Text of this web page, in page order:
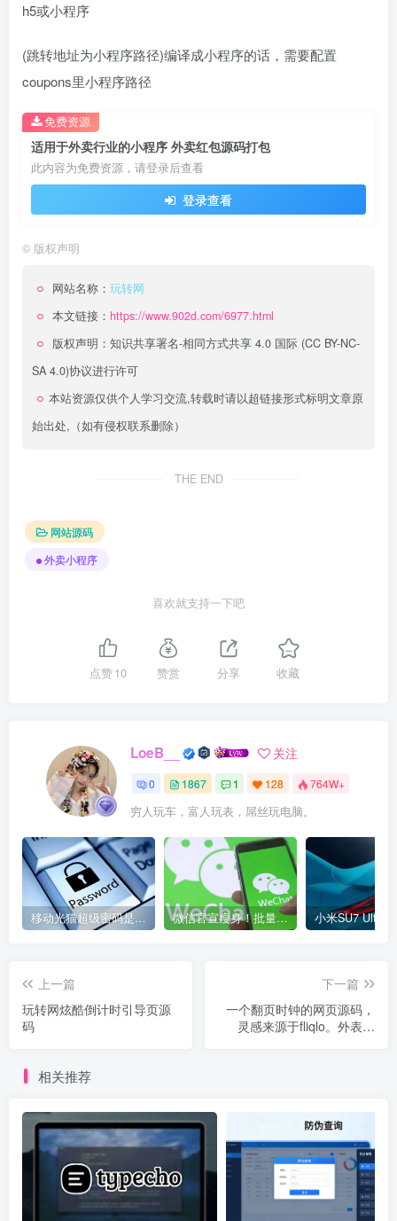
h5或小程序
(跳转地址为小程序路径)编译成小程序的话，需要配置
coupons里小程序路径
适用于外卖行业的小程序 外卖红包源码打包
此内容为免费资源，请登录后查看
登录查看
免费资源
© 版权声明
网站名称： 玩转网
本文链接： https://www.902d.com/6977.html
版权声明： 知识共享署名-相同方式共享 4.0 国际 (CC BY-NC-
SA 4.0)协议进行许可
本站资源仅供个人学习交流,转载时请以超链接形式标明文章原
始出处,（如有侵权联系删除）
THE END
网站源码
外卖小程序
喜欢就支持一下吧
点赞10 赞赏 分享 收藏
LoeB__ 关注
0 1867 1 128 764W+
穷人玩车，富人玩表，屌丝玩电脑。
移动光猫超级密码是多少？移动光猫超级管理员后台账号与密码 微信官宣瘦身！批量清理原图新功能来了 安卓、iOS均可使用
上一篇
玩转网炫酷倒计时引导页源
码
下一篇
一个翻页时钟的网页源码，
灵感来源于fliqlo。外表相
相关推荐